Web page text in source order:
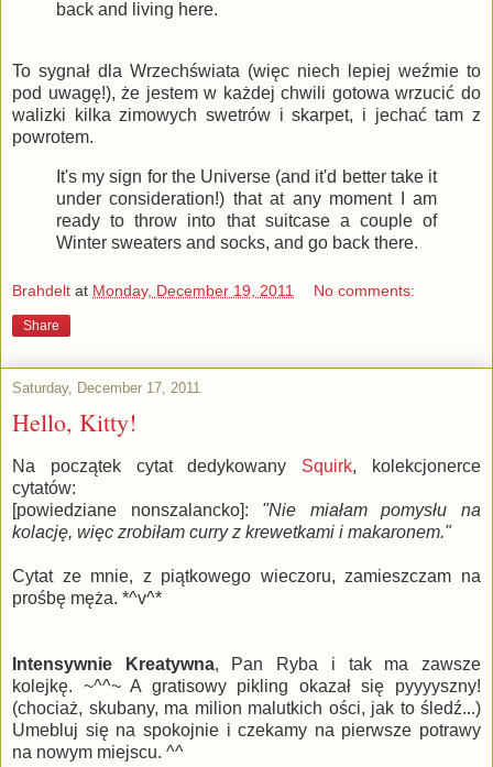
back and living here.
To sygnał dla Wrzechświata (więc niech lepiej weźmie to
pod uwagę!), że jestem w każdej chwili gotowa wrzucić do
walizki kilka zimowych swetrów i skarpet, i jechać tam z
powrotem.
It's my sign for the Universe (and it'd better take it
under consideration!) that at any moment I am
ready to throw into that suitcase a couple of
Winter sweaters and socks, and go back there.
Brahdelt at Monday, December 19, 2011 No comments:
Share
Saturday, December 17, 2011
Hello, Kitty!
Na początek cytat dedykowany Squirk, kolekcjonerce
cytatów:
[powiedziane nonszalancko]: "Nie miałam pomysłu na
kolację, więc zrobiłam curry z krewetkami i makaronem."
Cytat ze mnie, z piątkowego wieczoru, zamieszczam na
prośbę męża. *^v^*
Intensywnie Kreatywna, Pan Ryba i tak ma zawsze
kolejkę. ~^^~ A gratisowy pikling okazał się pyyyyszny!
(chociaż, skubany, ma milion malutkich ości, jak to śledź...)
Umebluj się na spokojnie i czekamy na pierwsze potrawy
na nowym miejscu. ^^